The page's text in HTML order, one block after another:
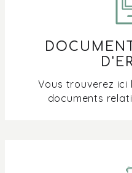
Vous trouverez ici
documents